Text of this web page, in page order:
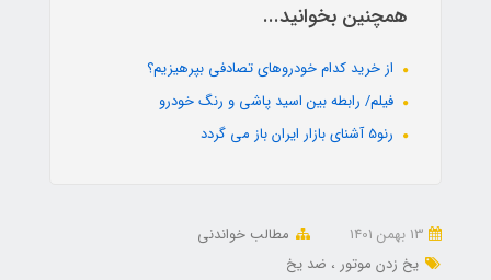
همچنین بخوانید...
از خرید کدام خودروهای تصادفی بپرهیزیم؟
فیلم/ رابطه بین اسید پاشی و رنگ خودرو
رنو5 آشنای بازار ایران باز می گردد
مطالب خواندنی
یخ زدن موتور
ضد یخ